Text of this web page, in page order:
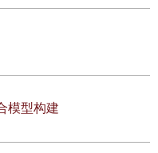
模型构建